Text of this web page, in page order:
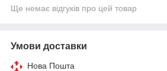
Ще немає відгуків про цей товар
Умови доставки
Нова Пошта